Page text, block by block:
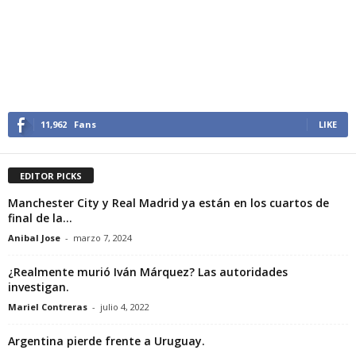
11,962 Fans LIKE
EDITOR PICKS
Manchester City y Real Madrid ya están en los cuartos de
final de la...
Anibal Jose - marzo 7, 2024
¿Realmente murió Iván Márquez? Las autoridades
investigan.
Mariel Contreras - julio 4, 2022
Argentina pierde frente a Uruguay.